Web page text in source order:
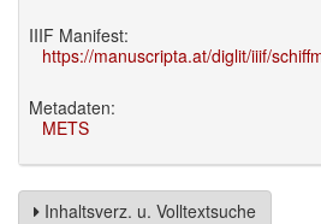
IIIF Manifest:
https://manuscripta.at/diglit/iiif/
Metadaten:
METS
Inhaltsverz. u. Volltextsuche